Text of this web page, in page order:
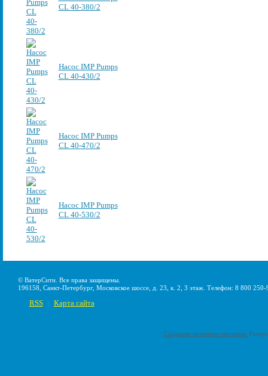
CL 40-380/2
Насос IMP Pumps
CL 40-430/2
Насос IMP Pumps
CL 40-470/2
Насос IMP Pumps
CL 40-530/2
© ВатерСити. Все права защищены.
196158, Санкт-Петербург, Московское шоссе, д. 23, к. 2, 3 этаж. Телефон: 8 800
RSS Карта сайта
Создание интернет-магазина